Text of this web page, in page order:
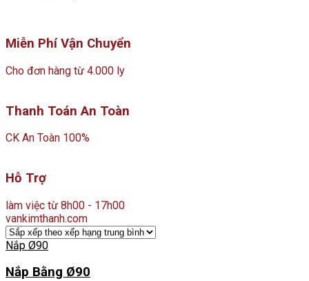
Miễn Phí Vận Chuyển
Cho đơn hàng từ 4.000 ly
Thanh Toán An Toàn
CK An Toàn 100%
Hỗ Trợ
làm việc từ 8h00 - 17h00
vankimthanh.com
Nắp Ø90
Nắp Bằng Ø90